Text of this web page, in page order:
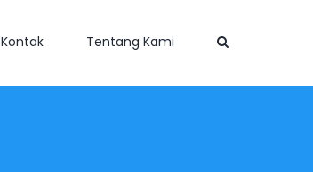
Kontak Tentang Kami